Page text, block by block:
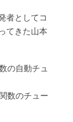
者としてコ
てきた山本
の自動チュ
数のチュー